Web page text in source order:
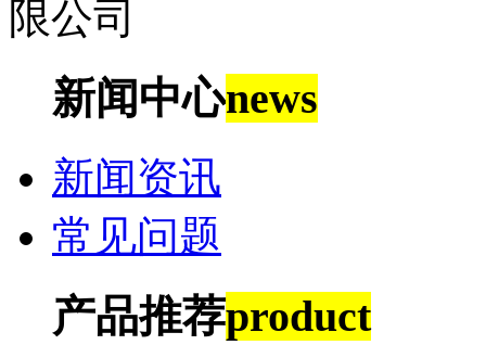
新闻中心news
新闻资讯
常见问题
产品推荐product